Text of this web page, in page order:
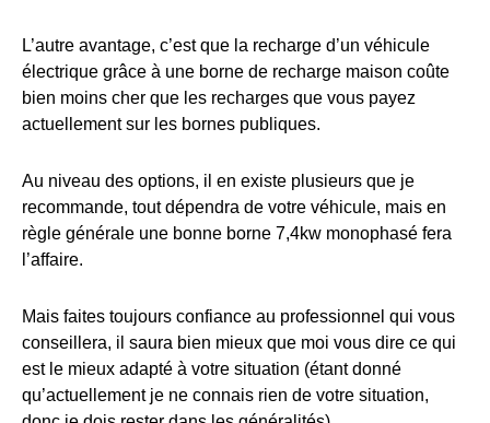
L’autre avantage, c’est que la recharge d’un véhicule
électrique grâce à une borne de recharge maison coûte
bien moins cher que les recharges que vous payez
actuellement sur les bornes publiques.
Au niveau des options, il en existe plusieurs que je
recommande, tout dépendra de votre véhicule, mais en
règle générale une bonne borne 7,4kw monophasé fera
l’affaire.
Mais faites toujours confiance au professionnel qui vous
conseillera, il saura bien mieux que moi vous dire ce qui
est le mieux adapté à votre situation (étant donné
qu’actuellement je ne connais rien de votre situation,